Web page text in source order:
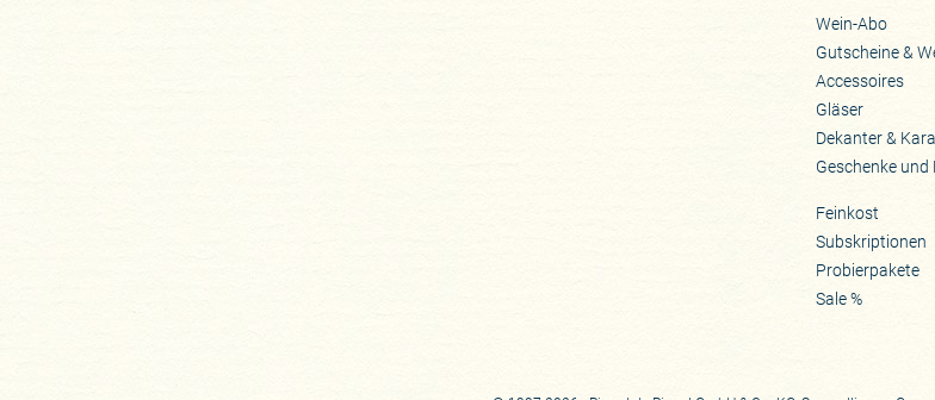
Wein-Abo
Gutscheine &
Accessoires
Gläser
Dekanter &
Geschenke
Feinkost
Subskriptionen
Probierpakete
Sale %